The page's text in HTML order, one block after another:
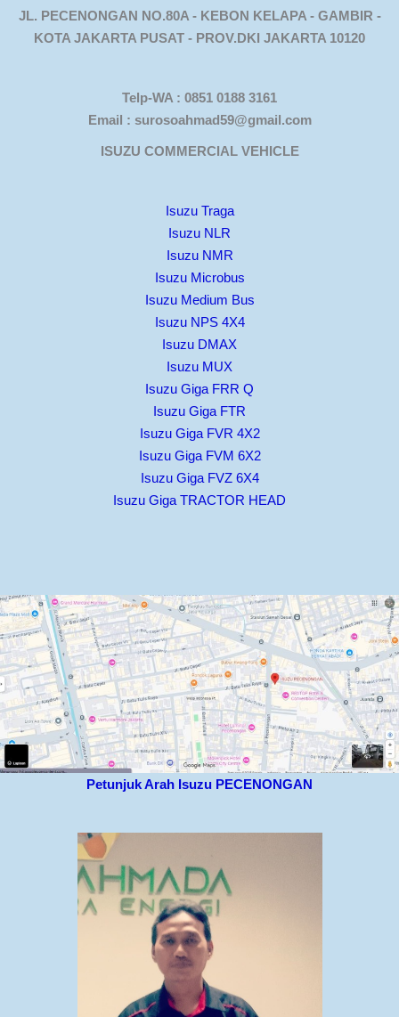
JL. PECENONGAN NO.80A - KEBON KELAPA - GAMBIR -
KOTA JAKARTA PUSAT - PROV.DKI JAKARTA 10120
Telp-WA : 0851 0188 3161
Email : surosoahmad59@gmail.com
ISUZU COMMERCIAL VEHICLE
Isuzu Traga
Isuzu NLR
Isuzu NMR
Isuzu Microbus
Isuzu Medium Bus
Isuzu NPS 4X4
Isuzu DMAX
Isuzu MUX
Isuzu Giga FRR Q
Isuzu Giga FTR
Isuzu Giga FVR 4X2
Isuzu Giga FVM 6X2
Isuzu Giga FVZ 6X4
Isuzu Giga TRACTOR HEAD
Petunjuk Arah Isuzu PECENONGAN